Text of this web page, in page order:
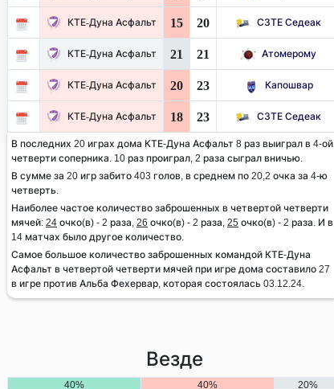
КТЕ-Дуна Асфальт 15 20 СЗТЕ Седеак
КТЕ-Дуна Асфальт 21 21 Атомерому
КТЕ-Дуна Асфальт 20 23 Капошвар
КТЕ-Дуна Асфальт 18 23 СЗТЕ Седеак
В последних 20 играх дома КТЕ-Дуна Асфальт 8 раз выиграл в 4-ой
четверти соперника. 10 раз проиграл, 2 раза сыграл вничью.
В сумме за 20 игр забито 403 голов, в среднем по 20,2 очка за 4-ю
четверть.
Наиболее частое количество заброшенных в четвертой четверти
мячей: 24 очко(в) - 2 раза, 26 очко(в) - 2 раза, 25 очко(в) - 2 раза. И в
14 матчах было другое количество.
Самое большое количество заброшенных командой КТЕ-Дуна
Асфальт в четвертой четверти мячей при игре дома составило 27
в игре против Альба Фехервар, которая состоялась 03.12.24.
Везде
40% 40% 20%